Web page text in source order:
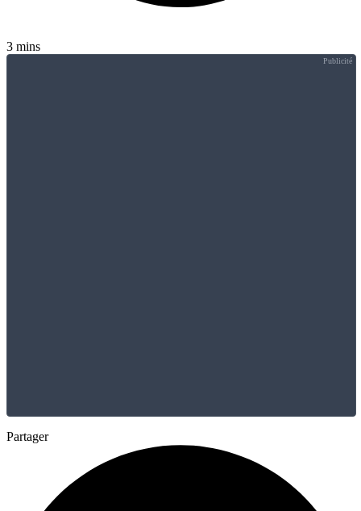
3 mins
Partager